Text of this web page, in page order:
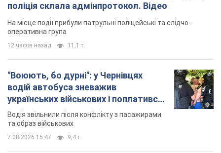
поліція склала адмінпротокол. Відео
На місце події прибули патрульні поліцейські та слідчо-
оперативна група
12 часов назад 11,1 т.
"Воюють, бо дурні": у Чернівцях
водій автобуса зневажив
українських військових і поплатився.
Відео
Водія звільнили після конфлікту з пасажирами
та образ військових
7.08.2026 15:47 9,4 т.